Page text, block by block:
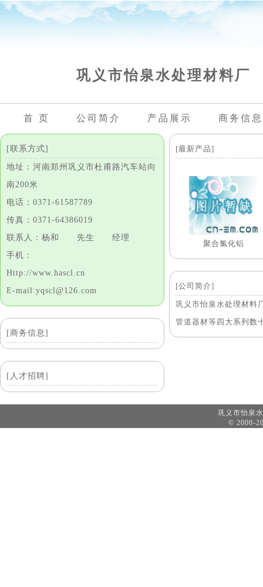
巩义市怡泉水处理材料厂
首 页 公司简介 产品展示 商务信息
[联系方式]
地址：河南郑州巩义市杜甫路汽车站向
南200米
电话：0371-61587789
传真：0371-64386019
联系人：杨和 先生 经理
手机：
Http://www.hascl.cn
E-mail:yqscl@126.com
[商务信息]
[人才招聘]
[最新产品]
聚合氯化铝
[公司简介]
巩义市怡泉水处理材料
管道器材等四大系列数
巩义市怡
© 2000-